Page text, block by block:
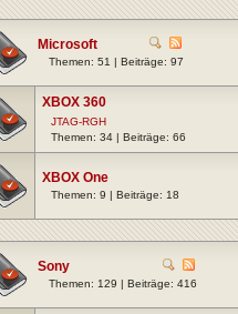
Microsoft
Themen: 51 | Beiträge: 97
XBOX 360
JTAG-RGH
Themen: 34 | Beiträge: 66
XBOX One
Themen: 9 | Beiträge: 18
Sony
Themen: 129 | Beiträge: 416